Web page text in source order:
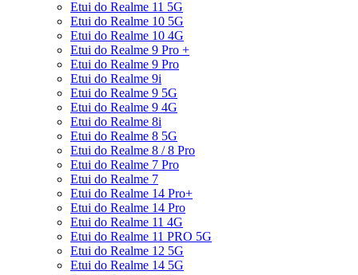
Etui do Realme 11 5G
Etui do Realme 10 5G
Etui do Realme 10 4G
Etui do Realme 9 Pro +
Etui do Realme 9 Pro
Etui do Realme 9i
Etui do Realme 9 5G
Etui do Realme 9 4G
Etui do Realme 8i
Etui do Realme 8 5G
Etui do Realme 8 / 8 Pro
Etui do Realme 7 Pro
Etui do Realme 7
Etui do Realme 14 Pro+
Etui do Realme 14 Pro
Etui do Realme 11 4G
Etui do Realme 11 PRO 5G
Etui do Realme 12 5G
Etui do Realme 14 5G